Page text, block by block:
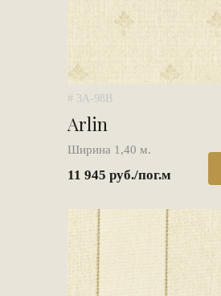
# 3A-98B
Arlin
Ширина 1,40 м.
11 945 руб./пог.м